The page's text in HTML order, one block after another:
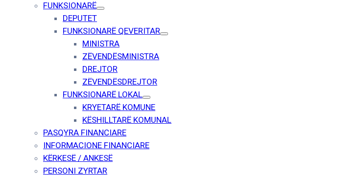
FUNKSIONARË
DEPUTET
FUNKSIONARË QEVERITAR
MINISTRA
ZËVENDËSMINISTRA
DREJTOR
ZËVENDËSDREJTOR
FUNKSIONARË LOKAL
KRYETARË KOMUNE
KËSHILLTARË KOMUNAL
PASQYRA FINANCIARE
INFORMACIONE FINANCIARE
KËRKESË / ANKESË
PERSONI ZYRTAR